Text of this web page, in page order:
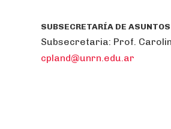
SUBSECRETARÍA DE
Subsecretaria: Prof.
cpland@unrn.edu.ar